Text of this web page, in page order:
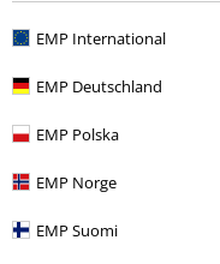
EMP International
EMP Deutschland
EMP Polska
EMP Norge
EMP Suomi
Hombre